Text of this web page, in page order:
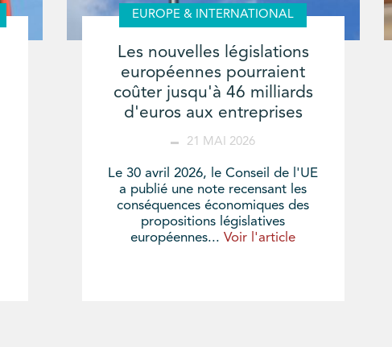
EUROPE & INTERNATIONAL
Les nouvelles législations
européennes pourraient
coûter jusqu'à 46 milliards
d'euros aux entreprises
21 MAI 2026
Le 30 avril 2026, le Conseil de l'UE
a publié une note recensant les
conséquences économiques des
propositions législatives
européennes...Voir l'article